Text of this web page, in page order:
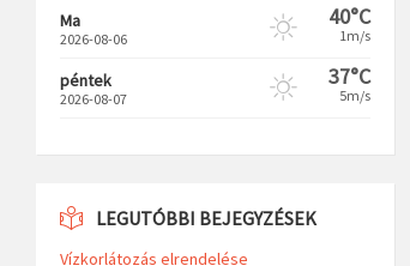
Ma
2026-08-06
40°C
1m/s
péntek
2026-08-07
37°C
5m/s
LEGUTÓBBI BEJEGYZÉSEK
Vízkorlátozás elrendelése